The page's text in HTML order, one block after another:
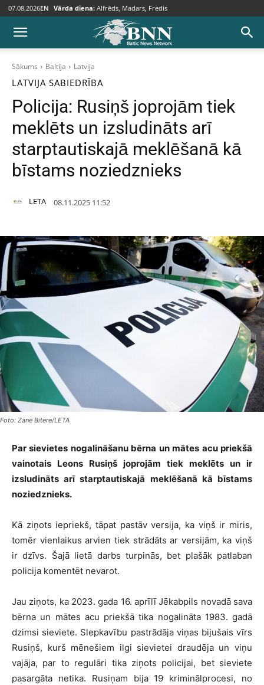
07.08.2026EN Vārda diena: Alfrēds, Madars, Fredis
Sākums Baltija Latvija
LATVIJA SABIEDRĪBA
Policija: Rusiņš joprojām tiek
meklēts un izsludināts arī
starptautiskajā meklēšanā kā
bīstams noziedznieks
LETA 08.11.2025 11:52
Foto: Zane Bitere/LETA
Par sievietes nogalināšanu bērna un mātes acu priekšā
vainotais Leons Rusiņš joprojām tiek meklēts un ir
izsludināts arī starptautiskajā meklēšanā kā bīstams
noziedznieks.
Kā ziņots iepriekš, tāpat pastāv versija, ka viņš ir miris,
tomēr vienlaikus arvien tiek strādāts ar versijām, ka viņš
ir dzīvs. Šajā lietā darbs turpinās, bet plašāk patlaban
policija komentēt nevarot.
Jau ziņots, ka 2023. gada 16. aprīlī Jēkabpils novadā sava
bērna un mātes acu priekšā tika nogalināta 1983. gadā
dzimsi sieviete. Slepkavību pastrādāja viņas bijušais vīrs
Rusiņš, kurš mēnešiem ilgi sievietei draudēja un viņu
vajāja, par to regulāri tika ziņots policijai, bet sieviete
pasargāta netika. Rusiņam bija 19 kriminālprocesi, no